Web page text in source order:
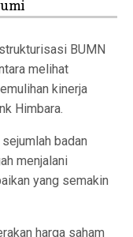
BUMN
melihat
kinerja
Himbara.
badan
menjalani
yang semakin
harga saham